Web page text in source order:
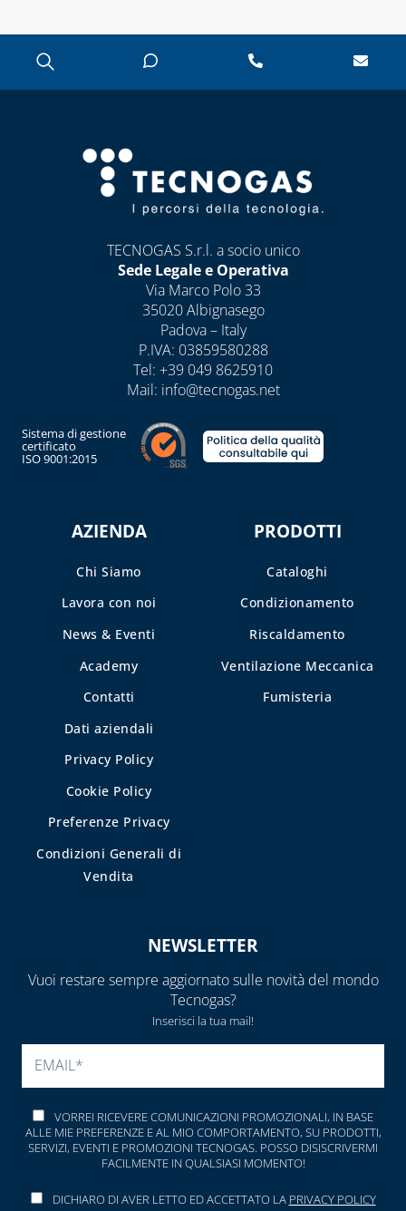
LAMPADE,
FORNELLI E
BRUCIATORI
PRODOTTI PER
SALDATURA
TECNOGAS S.r.l. a socio unico
Sede Legale e Operativa
Via Marco Polo 33
35020 Albignasego
Padova – Italy
P.IVA: 03859580288
Tel: +39 049 8625910
Mail: info@tecnogas.net
Sistema di gestione
certificato
ISO 9001:2015
AZIENDA
Chi Siamo
Lavora con noi
News & Eventi
Academy
Contatti
Dati aziendali
Privacy Policy
Cookie Policy
Preferenze Privacy
Condizioni Generali di
Vendita
PRODOTTI
Cataloghi
Condizionamento
Riscaldamento
Ventilazione Meccanica
Fumisteria
NEWSLETTER
Vuoi restare sempre aggiornato sulle novità del mondo
Tecnogas?
Inserisci la tua mail!
VORREI RICEVERE COMUNICAZIONI PROMOZIONALI, IN BASE
ALLE MIE PREFERENZE E AL MIO COMPORTAMENTO, SU PRODOTTI,
SERVIZI, EVENTI E PROMOZIONI TECNOGAS. POSSO DISISCRIVERMI
FACILMENTE IN QUALSIASI MOMENTO!
DICHIARO DI AVER LETTO ED ACCETTATO LA PRIVACY POLICY